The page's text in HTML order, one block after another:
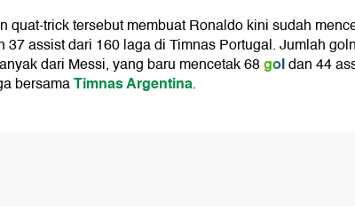
quat-trick tersebut membuat Ronaldo kini sudah
37 assist dari 160 laga di Timnas Portugal. Jumlah
dari Messi, yang baru mencetak 68goldan 44
bersamaTimnas Argentina.